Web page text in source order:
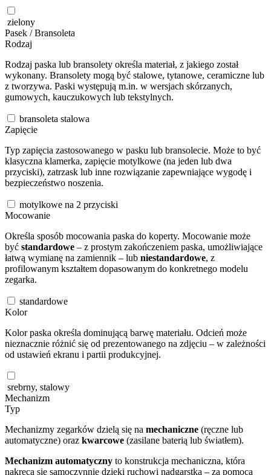
zielony
Pasek / Bransoleta
Rodzaj
Rodzaj paska lub bransolety określa materiał, z jakiego został
wykonany. Bransolety mogą być stalowe, tytanowe, ceramiczne lub
z tworzywa. Paski występują m.in. w wersjach skórzanych,
gumowych, kauczukowych lub tekstylnych.
bransoleta stalowa
Zapięcie
Typ zapięcia zastosowanego w pasku lub bransolecie. Może to być
klasyczna klamerka, zapięcie motylkowe (na jeden lub dwa
przyciski), zatrzask lub inne rozwiązanie zapewniające wygodę i
bezpieczeństwo noszenia.
motylkowe na 2 przyciski
Mocowanie
Określa sposób mocowania paska do koperty. Mocowanie może
być standardowe – z prostym zakończeniem paska, umożliwiające
łatwą wymianę na zamiennik – lub niestandardowe, z
profilowanym kształtem dopasowanym do konkretnego modelu
zegarka.
standardowe
Kolor
Kolor paska określa dominującą barwę materiału. Odcień może
nieznacznie różnić się od prezentowanego na zdjęciu – w zależności
od ustawień ekranu i partii produkcyjnej.
srebrny, stalowy
Mechanizm
Typ
Mechanizmy zegarków dzielą się na mechaniczne (ręczne lub
automatyczne) oraz kwarcowe (zasilane baterią lub światłem).
Mechanizm automatyczny to konstrukcja mechaniczna, która
nakręca się samoczynnie dzięki ruchowi nadgarstka – za pomocą